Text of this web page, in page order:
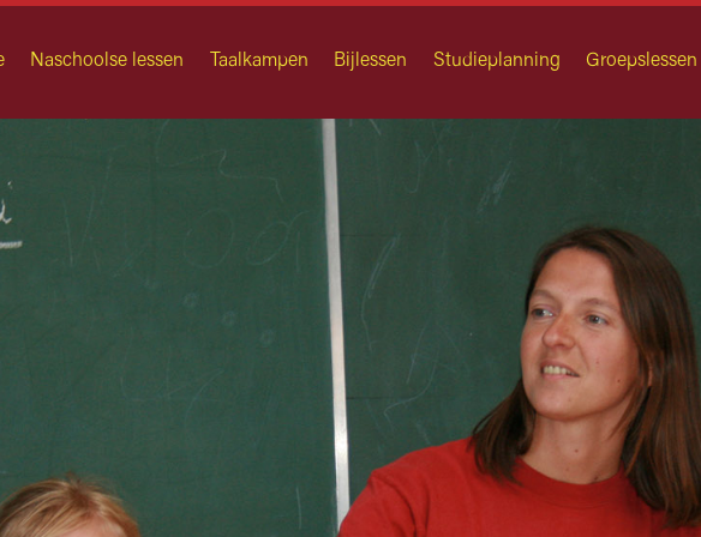
Naschoolse lessen Taalkampen Bijlessen Studieplanning Groepslessen